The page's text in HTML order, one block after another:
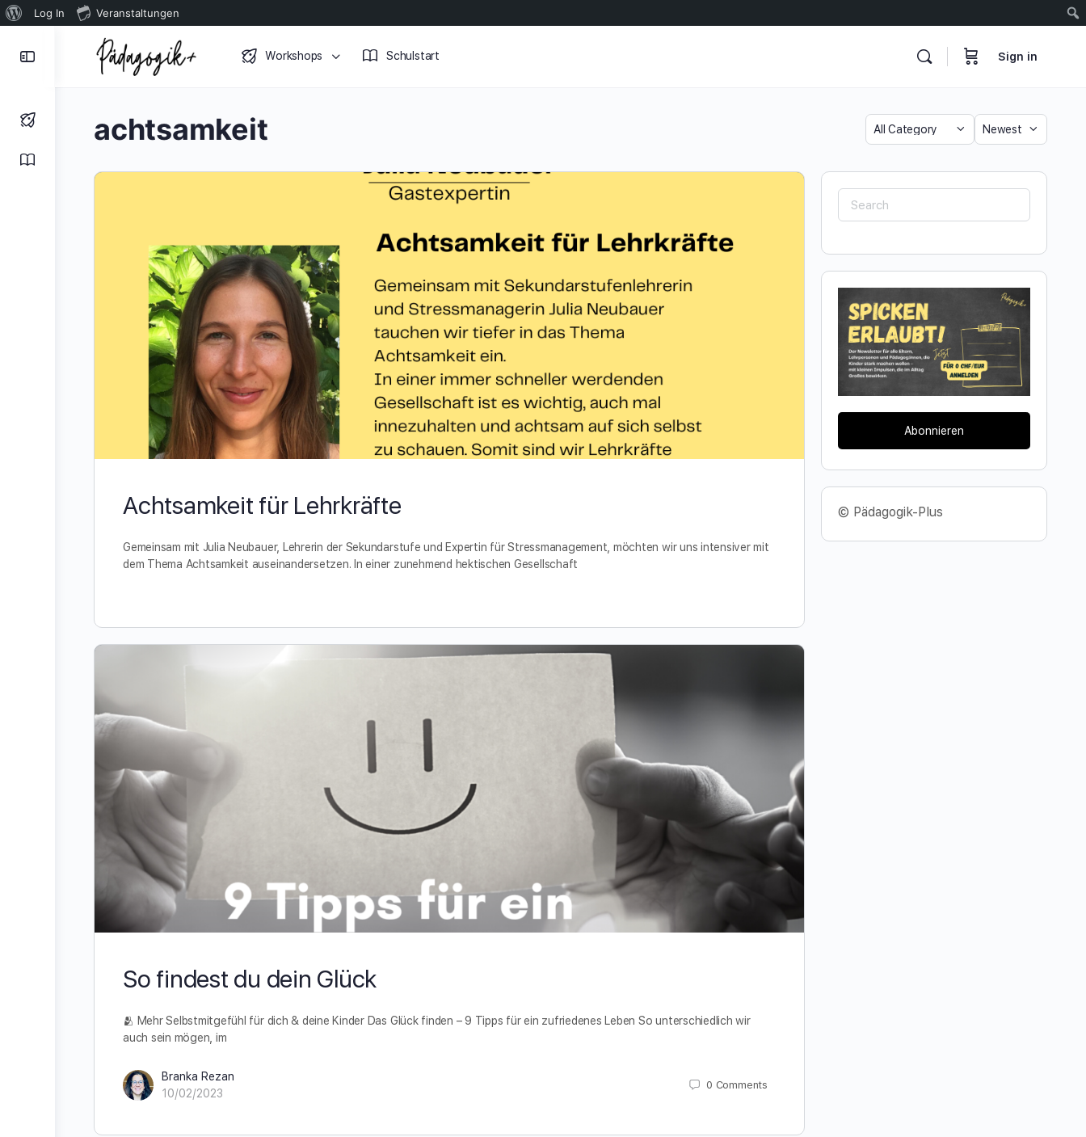
Über
Log In Veranstaltungen
Workshops Schulstart Sign in
achtsamkeit Category
Sort
Achtsamkeit für Lehrkräfte
Gemeinsam mit Julia Neubauer, Lehrerin der Sekundarstufe und Expertin für Stressmanagement, möchten wir uns intensiver mit
dem Thema Achtsamkeit auseinandersetzen. In einer zunehmend hektischen Gesellschaft
So findest du dein Glück
🫂 Mehr Selbstmitgefühl für dich & deine Kinder Das Glück finden – 9 Tipps für ein zufriedenes Leben So unterschiedlich wir
auch sein mögen, im
Branka Rezan
10/02/2023
0 Comments
Search
for:
Abonnieren
© Pädagogik-Plus